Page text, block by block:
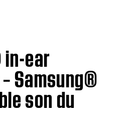
ear
Samsung®
son du